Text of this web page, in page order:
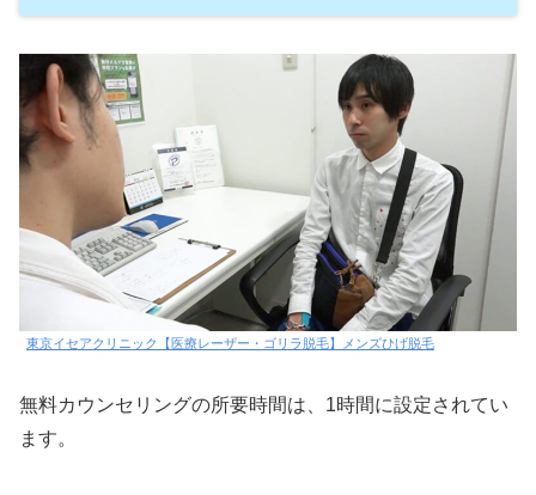
東京イセアクリニック【医療レーザー・ゴリラ脱毛】メンズひげ脱毛
無料カウンセリングの所要時間は、1時間に設定されてい
ます。